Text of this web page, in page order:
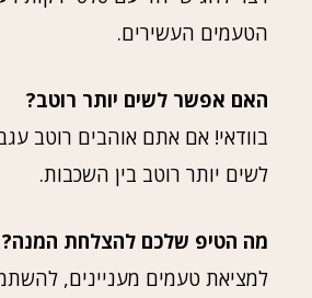
הטעמים העשירים.
האם אפשר לשים יותר רוטב?
בוודאי! אם אתם אוהבים רוטב
לשים יותר רוטב בין השכבות.
מה הטיפ שלכם להצלחת המנה?
למציאת טעמים מעניינים,